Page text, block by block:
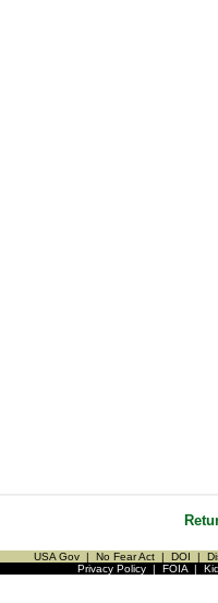
USA Gov | No Fear Act | DOI |
Privacy Policy| FOIA|